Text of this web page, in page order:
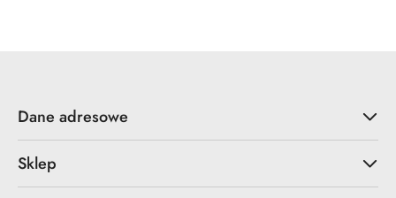
Dane adresowe
Sklep